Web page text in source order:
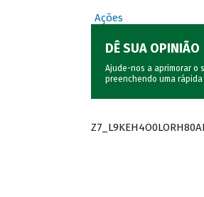
Ações
DÊ SUA OPINIÃO
Ajude-nos a aprimorar o
preenchendo uma rápida